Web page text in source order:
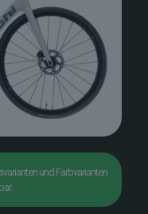
und Farbvarianten